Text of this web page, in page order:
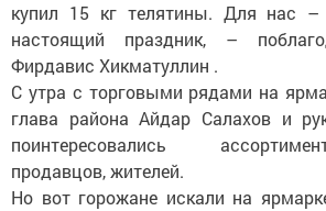
купил 15 кг телятины. Для нас –
настоящий праздник, –
Фирдавис Хикматуллин .
С утра с торговыми рядами на
глава района Айдар Салахов и
поинтересовались
продавцов, жителей.
Но вот горожане искали на